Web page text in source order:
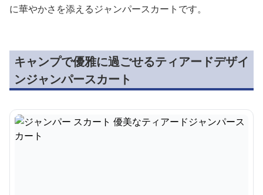
に華やかさを添えるジャンパースカートです。
キャンプで優雅に過ごせるティアードデザイ
ンジャンパースカート